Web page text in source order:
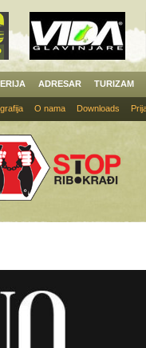
ADRESAR TURIZAM
O nama Downloads